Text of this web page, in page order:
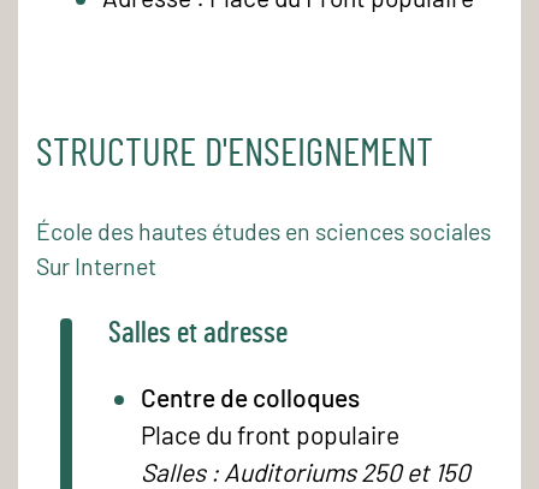
STRUCTURE D'ENSEIGNEMENT
École des hautes études en sciences sociales
Sur Internet
Salles et adresse
Centre de colloques
Place du front populaire
Salles : Auditoriums 250 et 150